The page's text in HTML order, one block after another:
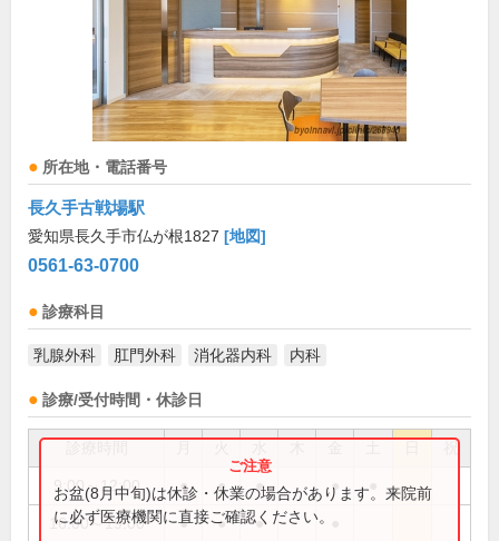
所在地・電話番号
長久手古戦場駅
愛知県長久手市仏が根1827 [地図]
0561-63-0700
診療科目
乳腺外科 肛門外科 消化器内科 内科
診療/受付時間・休診日
祝
9:00～12:00 ● ● ● ●
16:00～19:00 ● ● ●
お盆(8月中旬)は休診・休業の場合があります。来院前
に必ず医療機関に直接ご確認ください。